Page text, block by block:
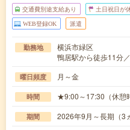
交通費別途支給あり 土日祝日が
WEB登録OK 派遣
勤務地
横浜市緑区
鴨居駅から徒歩11分
曜日頻度 月～金
時間 ★9:00～17:30（休憩
期間 2026年9月～長期（3